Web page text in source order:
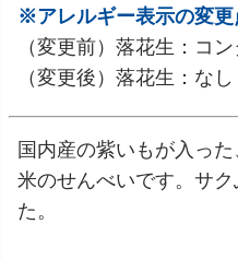
※アレルギー表示の変
（変更前）落花生：コ
（変更後）落花生：なし
国内産の紫いもが入っ
米のせんべいです。サ
た。